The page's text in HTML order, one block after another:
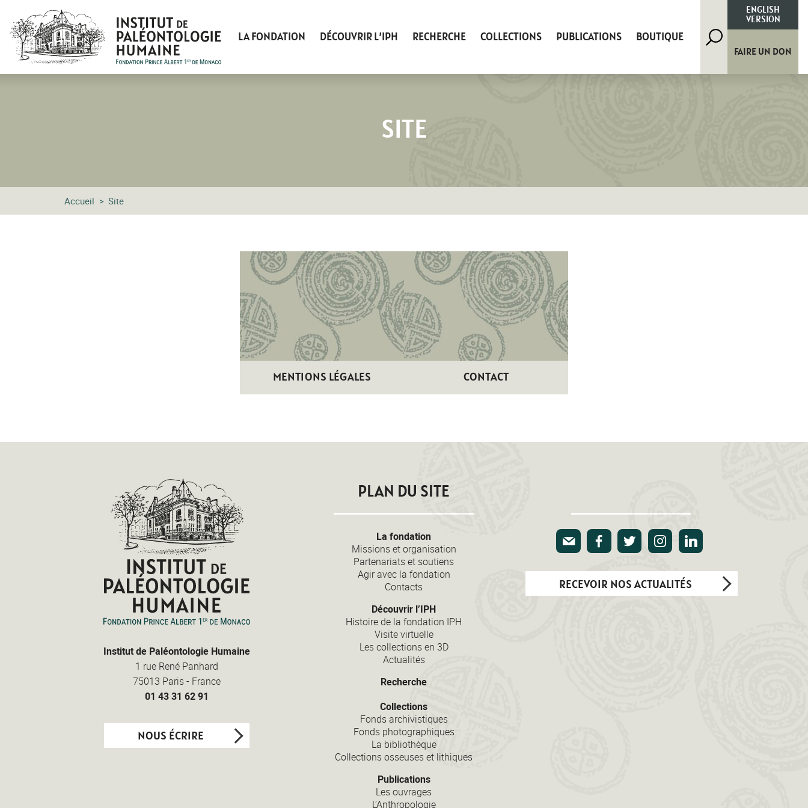
LA FONDATION DÉCOUVRIR L’IPH RECHERCHE COLLECTIONS PUBLICATIONS BOUTIQUE
Rechercher
ENGLISH
VERSION
FAIRE UN DON
SITE
Accueil Site
MENTIONS LÉGALES CONTACT
Institut de Paléontologie Humaine
1 rue René Panhard
75013 Paris- France
01 43 31 62 91
NOUS ÉCRIRE
PLAN DU SITE
La fondation
Missions et organisation
Partenariats et soutiens
Agir avec la fondation
Contacts
Découvrir l’IPH
Histoire de la fondation IPH
Visite virtuelle
Les collections en 3D
Actualités
Recherche
Collections
Fonds archivistiques
Fonds photographiques
La bibliothèque
Collections osseuses et lithiques
Publications
Les ouvrages
L’Anthropologie
RECEVOIR NOS ACTUALITÉS